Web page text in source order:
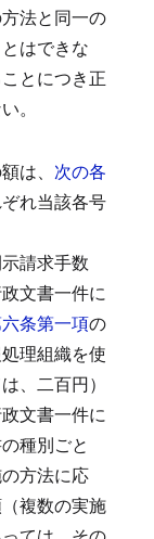
法と同一の
はできな
とにつき正
。
は、 次の各
れ当該各号
請求手数
文書一件に
条第一項の
理組織を使
、二百円）
文書一件に
種別ごと
方法に応
複数の実施